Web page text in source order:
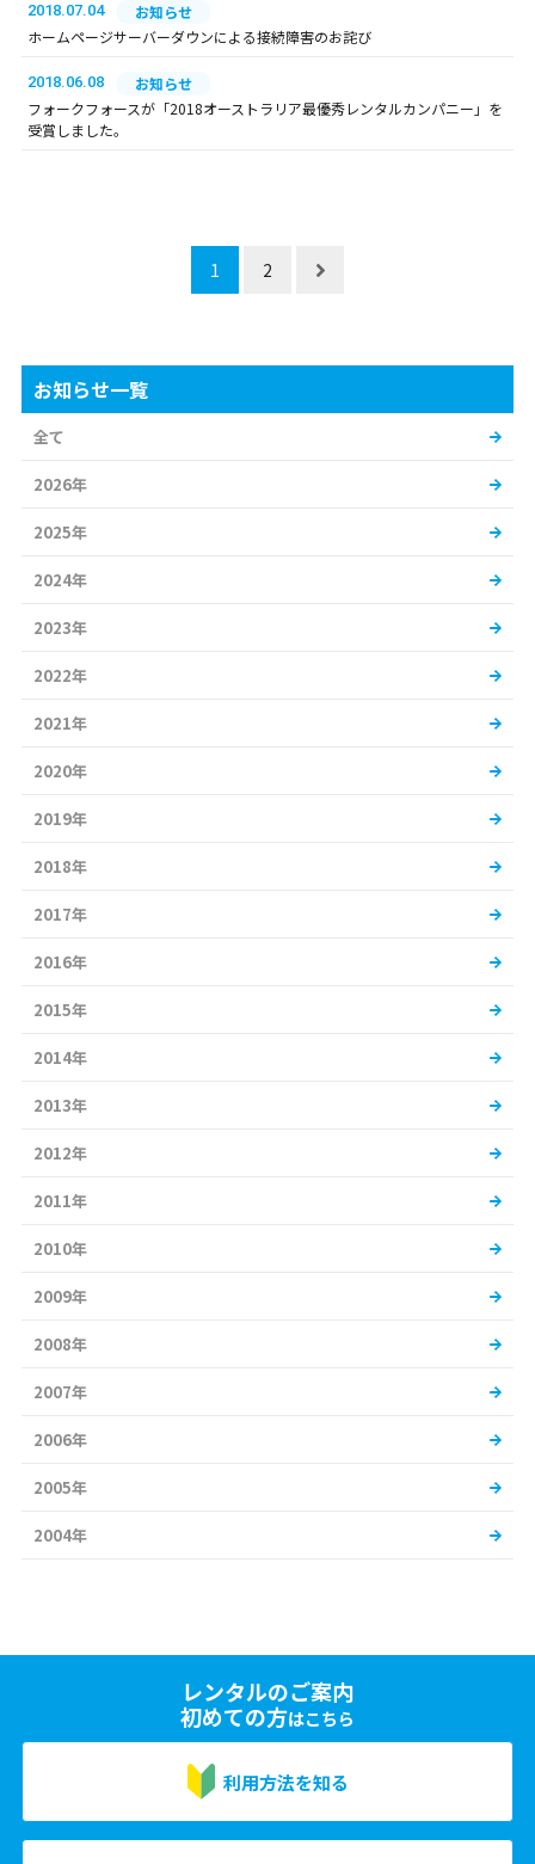
2018.07.04
お知らせ
ホームページサーバーダウンによる接続障害のお詫び
2018.06.08
お知らせ
フォークフォースが「2018オーストラリア最優秀レンタルカンパニー」を
受賞しました。
1 2
お知らせ一覧
全て
2026年
2025年
2024年
2023年
2022年
2021年
2020年
2019年
2018年
2017年
2016年
2015年
2014年
2013年
2012年
2011年
2010年
2009年
2008年
2007年
2006年
2005年
2004年
レンタルのご案内
初めての方はこちら
利用方法を知る